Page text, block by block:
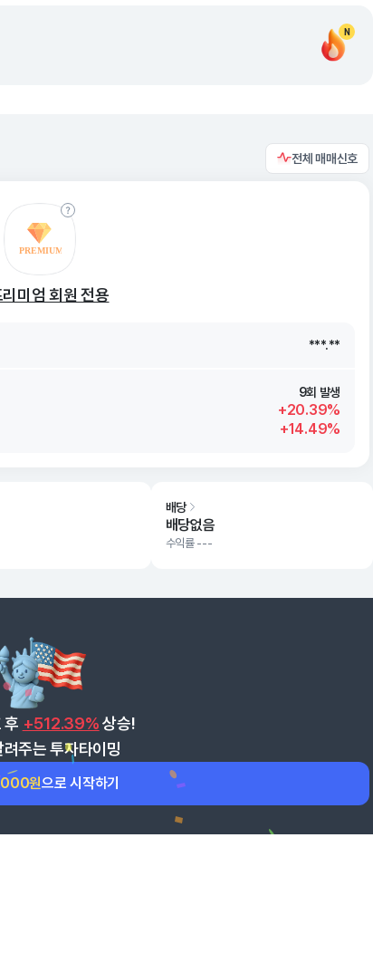
N
전체 매매신호
미엄 회원 전용
***.**
9회 발생
+20.39%
+14.49%
배당
배당없음
수익률 ---
후 +512.39% 상승!
주는 투자타이밍
원으로 시작하기